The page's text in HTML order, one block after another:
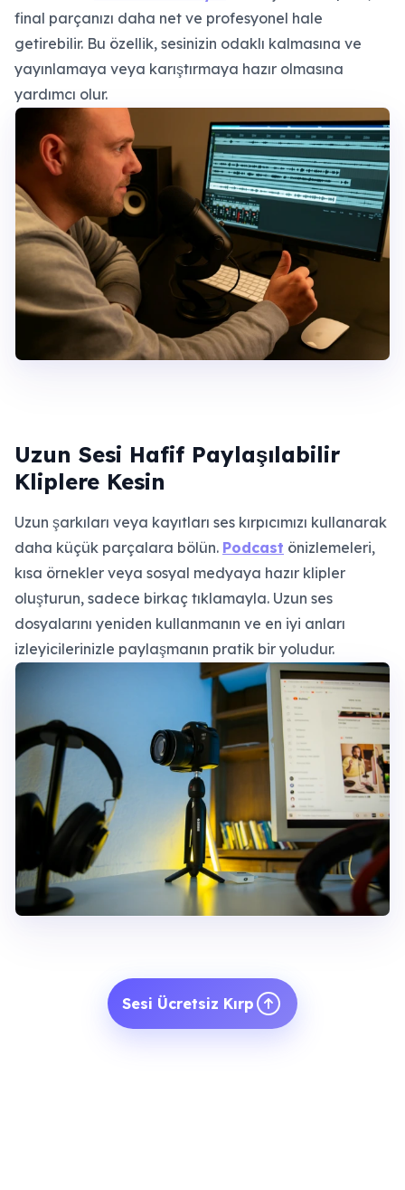
final parçanızı daha net ve profesyonel hale
getirebilir. Bu özellik, sesinizin odaklı kalmasına ve
yayınlamaya veya karıştırmaya hazır olmasına
yardımcı olur.
Uzun Sesi Hafif Paylaşılabilir
Kliplere Kesin
Uzun şarkıları veya kayıtları ses kırpıcımızı kullanarak
daha küçük parçalara bölün. Podcast önizlemeleri,
kısa örnekler veya sosyal medyaya hazır klipler
oluşturun, sadece birkaç tıklamayla. Uzun ses
dosyalarını yeniden kullanmanın ve en iyi anları
izleyicilerinizle paylaşmanın pratik bir yoludur.
Sesi Ücretsiz Kırp